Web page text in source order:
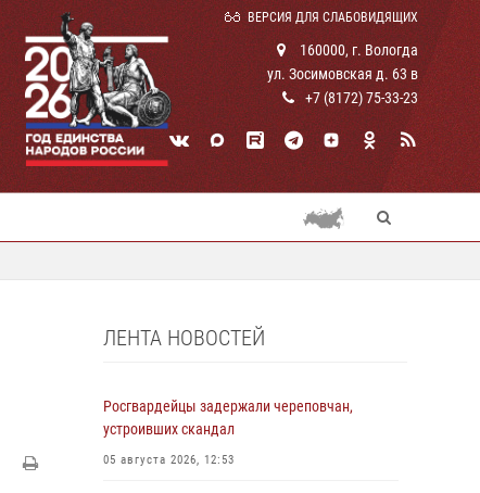
ВЕРСИЯ ДЛЯ СЛАБОВИДЯЩИХ
160000, г. Вологда
ул. Зосимовская д. 63 в
+7 (8172) 75-33-23
ЛЕНТА НОВОСТЕЙ
Росгвардейцы задержали череповчан,
устроивших скандал
05 августа 2026, 12:53